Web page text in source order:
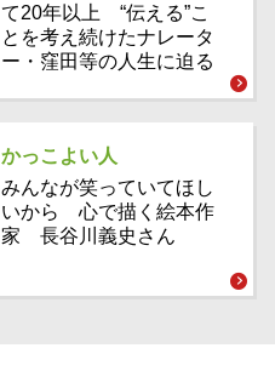
て20年以上 “伝える”こ
とを考え続けたナレータ
ー・窪田等の人生に迫る
かっこよい人
みんなが笑っていてほし
いから 心で描く絵本作
家 長谷川義史さん